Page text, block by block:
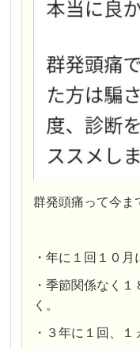
群発頭痛って今ま
・年に１回１０月
・季節関係なく
く。
・３年に１回、１